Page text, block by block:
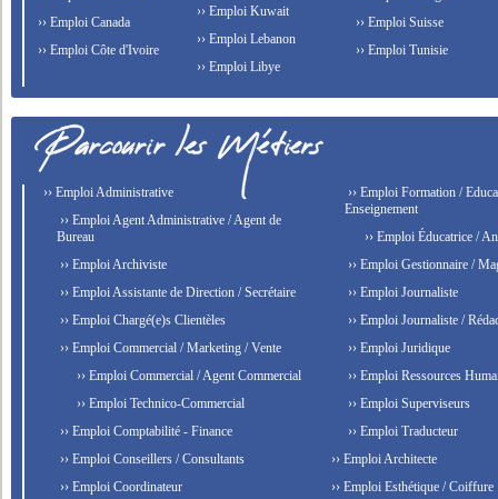
›› Emploi Canada
›› Emploi Côte d'Ivoire
›› Emploi Kuwait
›› Emploi Lebanon
›› Emploi Libye
›› Emploi Suisse
›› Emploi Tunisie
›› Emploi Administrative
›› Emploi Agent Administrative / Agent de
Bureau
›› Emploi Archiviste
›› Emploi Assistante de Direction / Secrétaire
›› Emploi Chargé(e)s Clientèles
›› Emploi Commercial / Marketing / Vente
›› Emploi Commercial / Agent Commercial
›› Emploi Technico-Commercial
›› Emploi Comptabilité - Finance
›› Emploi Conseillers / Consultants
›› Emploi Coordinateur
›› Emploi Formation /
Enseignement
›› Emploi Éducatrice /
›› Emploi Gestionnaire /
›› Emploi Journaliste
›› Emploi Journaliste /
›› Emploi Juridique
›› Emploi Ressources
›› Emploi Superviseurs
›› Emploi Traducteur
›› Emploi Architecte
›› Emploi Esthétique / Coiffure